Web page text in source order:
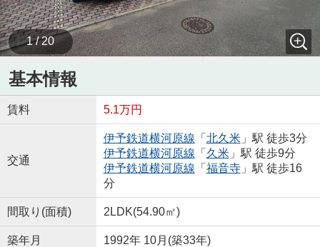
1 / 20
基本情報
賃料 5.1万円
交通
伊予鉄道横河原線 「 北久米」駅 徒歩3分
伊予鉄道横河原線 「 久米」駅 徒歩9分
伊予鉄道横河原線 「 福音寺」駅 徒歩16
分
間取り(面積) 2LDK(54.90㎡)
築年月 1992年 10月(築33年)